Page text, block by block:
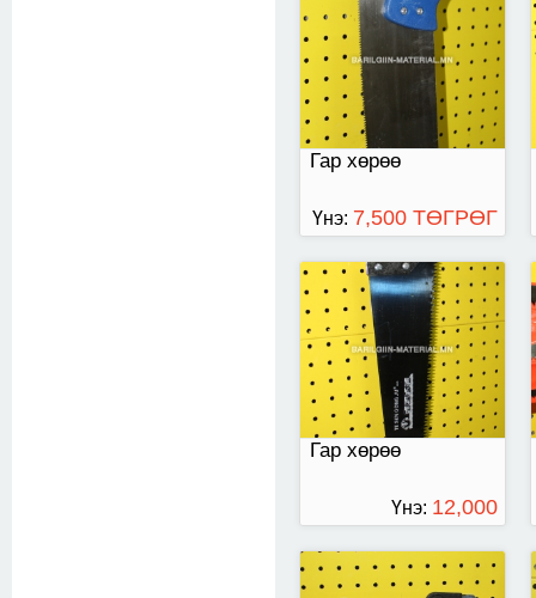
Гар хөрөө
Үнэ: 7,500 ТӨГРӨГ
Гар хөрөө
гар хөрөө
Үнэ: 12,000
ТӨГРӨГ
Улаан өнгөтэй